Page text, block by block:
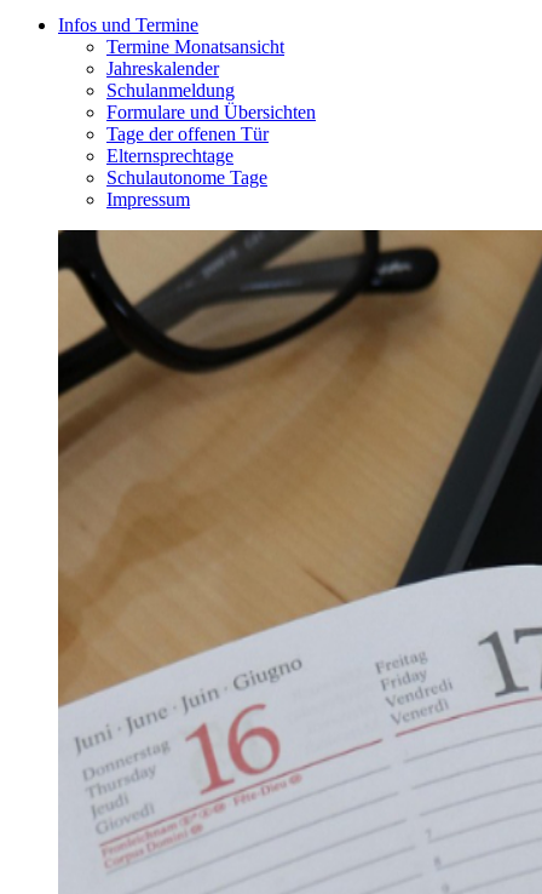
Infos und Termine
Termine Monatsansicht
Jahreskalender
Schulanmeldung
Formulare und Übersichten
Tage der offenen Tür
Elternsprechtage
Schulautonome Tage
Impressum